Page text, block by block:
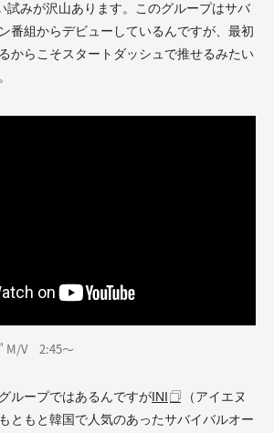
試みが沢山あります。このグループはサバ
番組からデビューしているんですが、最初
からこそスタートダッシュで推せるみたい
M/V 2:45～
ループではあるんですがINI
（アイエヌ
ともと韓国で人気のあったサバイバルオー